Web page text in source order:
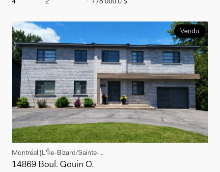
Vendu
Montréal (L'Île-Bizard/Sainte-...
14869 Boul. Gouin O.